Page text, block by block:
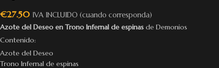
€27.50 IVA INCLUIDO (cuando corresponda)
Azote del Deseo en Trono Infernal de espinas de Demonios
Contenido:
Azote del Deseo
Trono Infernal de espinas